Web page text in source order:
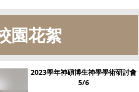
園花絮
2023學年神碩博生神學學術研討會
5/6